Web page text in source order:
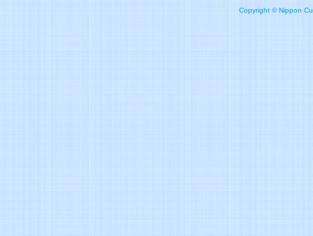
Copyright © Nippon